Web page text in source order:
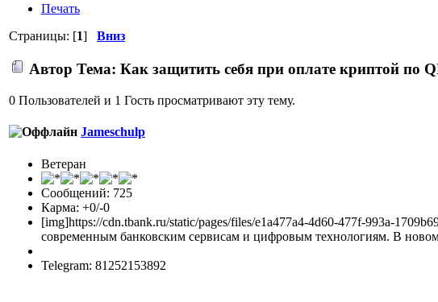
Печать
Страницы: [1] Вниз
Автор Тема: Как защитить себя при оплате криптой по
0 Пользователей и 1 Гость просматривают эту тему.
Jameschulp
Ветеран
Сообщений: 725
Карма: +0/-0
[img]https://cdn.tbank.ru/static/pages/files/e1a477a4-4d60-477f-993a-
современным банковским сервисам и цифровым технологиям. В новом
Telegram: 81252153892